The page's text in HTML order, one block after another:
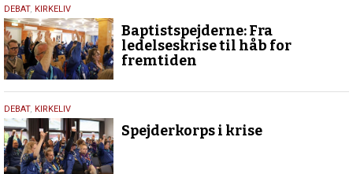
14.
maj
2024
DEBAT, KIRKELIV
Baptistspejderne: Fra
ledelseskrise til håb for
fremtiden
8.
april
2024
DEBAT, KIRKELIV
Spejderkorps i krise